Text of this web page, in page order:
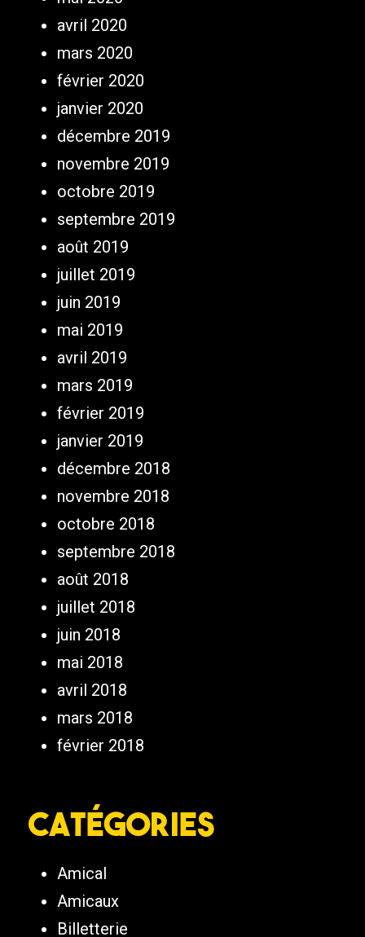
avril 2020
mars 2020
février 2020
janvier 2020
décembre 2019
novembre 2019
octobre 2019
septembre 2019
août 2019
juillet 2019
juin 2019
mai 2019
avril 2019
mars 2019
février 2019
janvier 2019
décembre 2018
novembre 2018
octobre 2018
septembre 2018
août 2018
juillet 2018
juin 2018
mai 2018
avril 2018
mars 2018
février 2018
Catégories
Amical
Amicaux
Billetterie